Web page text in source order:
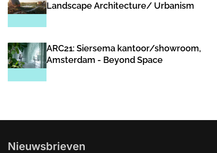
Landscape Architecture/ Urbanism
ARC21: Siersema kantoor/showroom,
Amsterdam - Beyond Space
Nieuwsbrieven